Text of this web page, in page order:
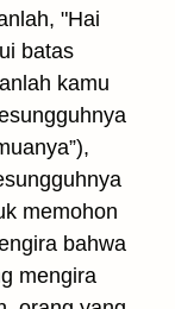
"Hai
batas
kamu
memohon
bahwa
mengira